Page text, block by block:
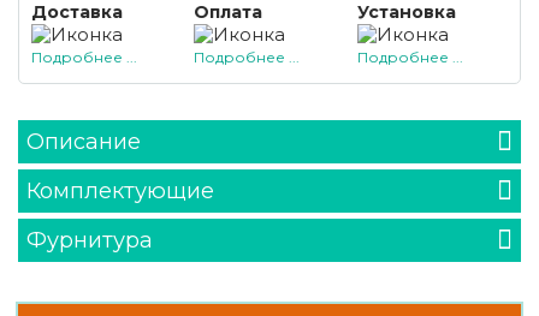
Доставка
Подробнее ...
Оплата
Подробнее ...
Установка
Подробнее ...
Описание
Комплектующие
Фурнитура